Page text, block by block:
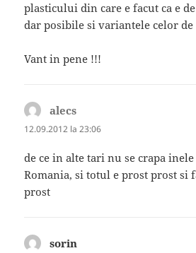
plasticului din care e facut ca e
dar posibile si variantele celor de
Vant in pene !!!
alecs
12.09.2012 la 23:06
de ce in alte tari nu se crapa
Romania, si totul e prost prost si
prost
sorin